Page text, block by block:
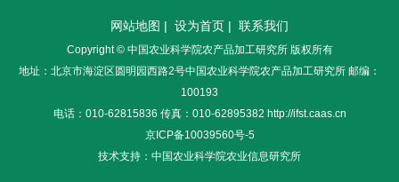
网站地图 | 设为首页 | 联系我们
Copyright © 中国农业科学院农产品加工研究所 版权所有
地址：北京市海淀区圆明园西路2号中国农业科学院农产品加工研究所 邮编：
100193
电话：010-62815836 传真：010-62895382 http://ifst.caas.cn
京ICP备10039560号-5
技术支持：中国农业科学院农业信息研究所